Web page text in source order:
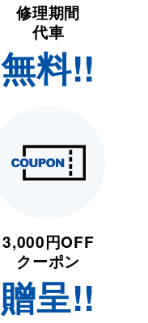
修理期間
代車
無料!!
3,000円OFF
クーポン
贈呈!!